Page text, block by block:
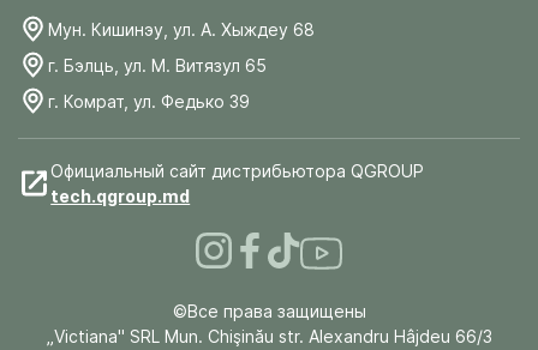
Мун. Кишинэу, ул. А. Хыждеу 68
г. Бэлць, ул. М. Витязул 65
г. Комрат, ул. Федько 39
Официальный сайт дистрибьютора QGROUP
tech.qgroup.md
©Все права защищены
„Victiana" SRL Mun. Chişinău str. Alexandru Hâjdeu 66/3